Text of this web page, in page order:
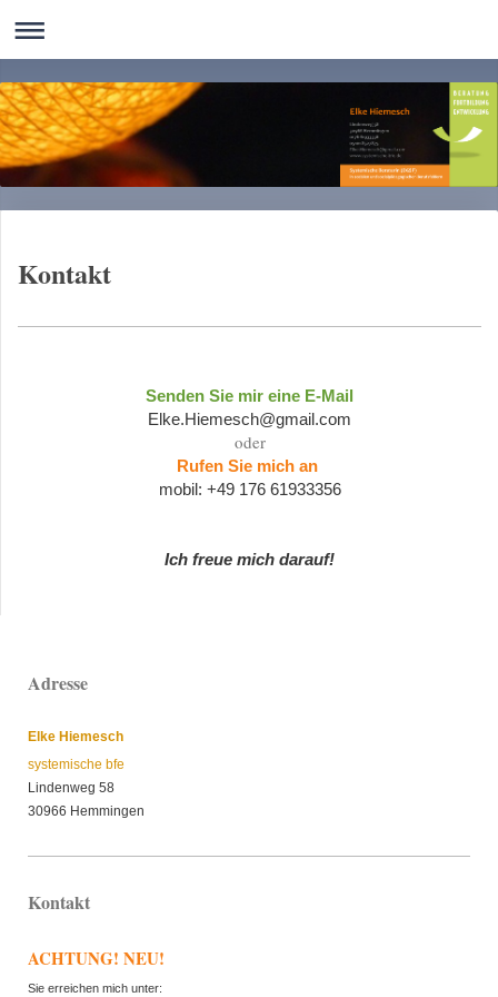
Kontakt
Senden Sie mir eine E-Mail
Elke.Hiemesch@gmail.com
oder
Rufen Sie mich an
mobil: +49 176 61933356
Ich freue mich darauf!
Adresse
Elke Hiemesch
systemische bfe
Lindenweg 58
30966 Hemmingen
Kontakt
ACHTUNG! NEU!
Sie erreichen mich unter: